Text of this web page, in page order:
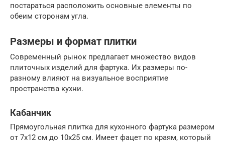
постараться расположить основные элементы по
обеим сторонам угла.
Размеры и формат плитки
Современный рынок предлагает множество видов
плиточных изделий для фартука. Их размеры по-
разному влияют на визуальное восприятие
пространства кухни.
Кабанчик
Прямоугольная плитка для кухонного фартука размером
от 7х12 см до 10х25 см. Имеет фацет по краям, который